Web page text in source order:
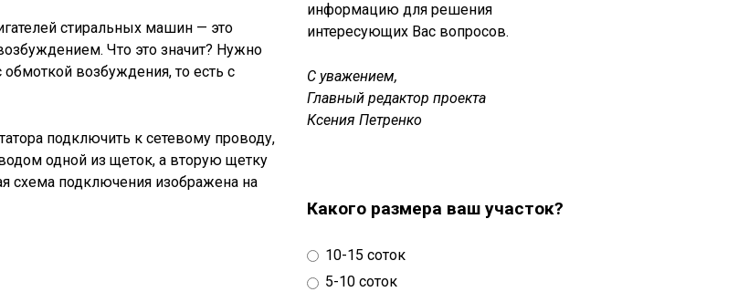
стиральных машин — это
Что это значит? Нужно
возбуждения, то есть с
подключить к сетевому проводу,
одной из щеток, а вторую щетку
схема подключения изображена на
информацию для решения
интересующих Вас вопросов.
С уважением,
Главный редактор проекта
Ксения Петренко
Какого размера ваш участок?
10-15 соток
5-10 соток